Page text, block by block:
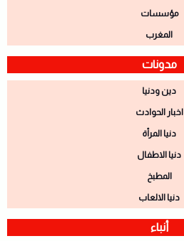
مؤسسات
المغرب
مدونات
دين ودنيا
اخبار الحوادث
دنيا المرأة
دنيا الاطفال
المطبخ
دنيا الالعاب
أنباء